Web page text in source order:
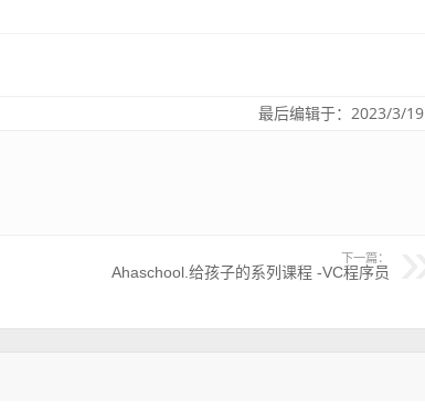
最后编辑于：2023/3/19
下一篇：
Ahaschool.给孩子的系列课程 -VC程序员